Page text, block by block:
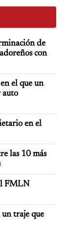
de
con
el que un
auto
en el
las 10 más
FMLN
un traje que